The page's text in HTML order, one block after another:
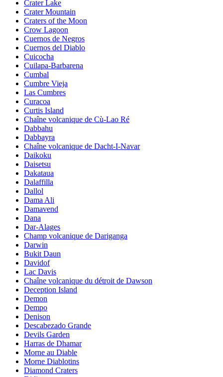
Crater Lake
Crater Mountain
Craters of the Moon
Crow Lagoon
Cuernos de Negros
Cuernos del Diablo
Cuicocha
Cuilapa-Barbarena
Cumbal
Cumbre Vieja
Las Cumbres
Curacoa
Curtis Island
Chaîne volcanique de Cù-Lao Ré
Dabbahu
Dabbayra
Chaîne volcanique de Dacht-I-Navar
Daikoku
Daisetsu
Dakataua
Dalaffilla
Dallol
Dama Ali
Damavend
Dana
Dar-Alages
Champ volcanique de Dariganga
Darwin
Bukit Daun
Davidof
Lac Davis
Chaîne volcanique du détroit de Dawson
Deception Island
Demon
Dempo
Denison
Descabezado Grande
Devils Garden
Harras de Dhamar
Morne au Diable
Morne Diablotins
Diamond Craters